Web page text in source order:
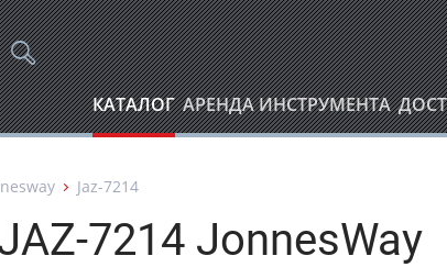
КАТАЛОГ АРЕНДА ИНСТРУМЕНТА
Jaz-7214
7214 JonnesWay